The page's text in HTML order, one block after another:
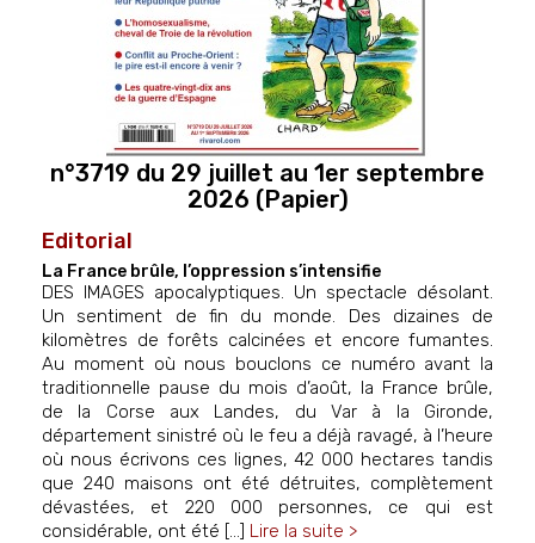
n°3719 du 29 juillet au 1er septembre
2026 (Papier)
Editorial
La France brûle, l’oppression s’intensifie
DES IMAGES apocalyptiques. Un spectacle désolant.
Un sentiment de fin du monde. Des dizaines de
kilomètres de forêts calcinées et encore fumantes.
Au moment où nous bouclons ce numéro avant la
traditionnelle pause du mois d’août, la France brûle,
de la Corse aux Landes, du Var à la Gironde,
département sinistré où le feu a déjà ravagé, à l’heure
où nous écrivons ces lignes, 42 000 hectares tandis
que 240 maisons ont été détruites, complètement
dévastées, et 220 000 personnes, ce qui est
considérable, ont été [...] Lire la suite >